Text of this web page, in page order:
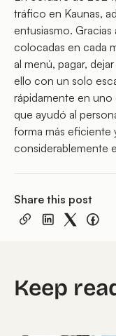
tráfico en Kaunas,
entusiasmo.
colocadas en cada
al menú, pagar,
ello con un solo
rápidamente en
que ayudó al
forma más eficiente
considerablemente
Share this post
Keep